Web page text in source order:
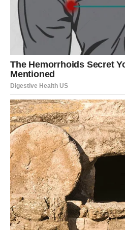
Popularan bakin savjet za
snažna svojstva, a možete ih
limun ili naranču na pola. U
Postavite agrume na važna
rubovi prozora. Provedite
Zajamčeni rezultati! Vjerojatno
prirodni insekticidi iznimno
ulaska insekata u vaš dom.
da remeti vašu udobnost, već
zdravlje.
Imam prijedlog: ovo je
muha!
Za veće muhe, muhe mesare i
je posebno učinkovita – možda